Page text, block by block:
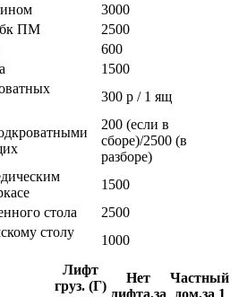
3000
бк ПМ
2500
600
1500
300 р / 1 ящ
200 (если в
сборе)/2500 (в
разборе)
1500
стола
2500
столу
1000
Лифт
груз. (Г)
Нет
лифта,за
Частный
дом,за 1